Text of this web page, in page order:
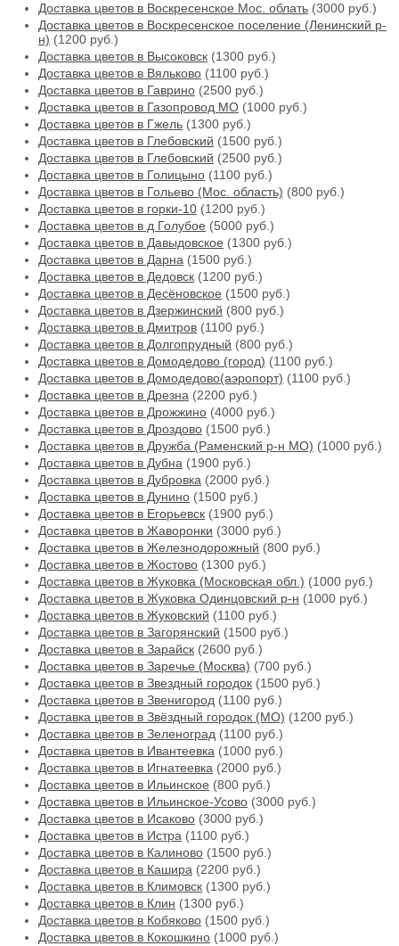
Доставка цветов в Воскресенское Мос. облать (3000 руб.)
Доставка цветов в Воскресенское поселение (Ленинский р-
н) (1200 руб.)
Доставка цветов в Высоковск (1300 руб.)
Доставка цветов в Вяльково (1100 руб.)
Доставка цветов в Гаврино (2500 руб.)
Доставка цветов в Газопровод МО (1000 руб.)
Доставка цветов в Гжель (1300 руб.)
Доставка цветов в Глебовский (1500 руб.)
Доставка цветов в Глебовский (2500 руб.)
Доставка цветов в Голицыно (1100 руб.)
Доставка цветов в Гольево (Мос. область) (800 руб.)
Доставка цветов в горки-10 (1200 руб.)
Доставка цветов в д Голубое (5000 руб.)
Доставка цветов в Давыдовское (1300 руб.)
Доставка цветов в Дарна (1500 руб.)
Доставка цветов в Дедовск (1200 руб.)
Доставка цветов в Десёновское (1500 руб.)
Доставка цветов в Дзержинский (800 руб.)
Доставка цветов в Дмитров (1100 руб.)
Доставка цветов в Долгопрудный (800 руб.)
Доставка цветов в Домодедово (город) (1100 руб.)
Доставка цветов в Домодедово(аэропорт) (1100 руб.)
Доставка цветов в Дрезна (2200 руб.)
Доставка цветов в Дрожжино (4000 руб.)
Доставка цветов в Дроздово (1500 руб.)
Доставка цветов в Дружба (Раменский р-н МО) (1000 руб.)
Доставка цветов в Дубна (1900 руб.)
Доставка цветов в Дубровка (2000 руб.)
Доставка цветов в Дунино (1500 руб.)
Доставка цветов в Егорьевск (1900 руб.)
Доставка цветов в Жаворонки (3000 руб.)
Доставка цветов в Железнодорожный (800 руб.)
Доставка цветов в Жостово (1300 руб.)
Доставка цветов в Жуковка (Московская обл.) (1000 руб.)
Доставка цветов в Жуковка Одинцовский р-н (1000 руб.)
Доставка цветов в Жуковский (1100 руб.)
Доставка цветов в Загорянский (1500 руб.)
Доставка цветов в Зарайск (2600 руб.)
Доставка цветов в Заречье (Москва) (700 руб.)
Доставка цветов в Звездный городок (1500 руб.)
Доставка цветов в Звенигород (1100 руб.)
Доставка цветов в Звёздный городок (МО) (1200 руб.)
Доставка цветов в Зеленоград (1100 руб.)
Доставка цветов в Ивантеевка (1000 руб.)
Доставка цветов в Игнатеевка (2000 руб.)
Доставка цветов в Ильинское (800 руб.)
Доставка цветов в Ильинское-Усово (3000 руб.)
Доставка цветов в Исаково (3000 руб.)
Доставка цветов в Истра (1100 руб.)
Доставка цветов в Калиново (1500 руб.)
Доставка цветов в Кашира (2200 руб.)
Доставка цветов в Климовск (1300 руб.)
Доставка цветов в Клин (1300 руб.)
Доставка цветов в Кобяково (1500 руб.)
Доставка цветов в Кокошкино (1000 руб.)